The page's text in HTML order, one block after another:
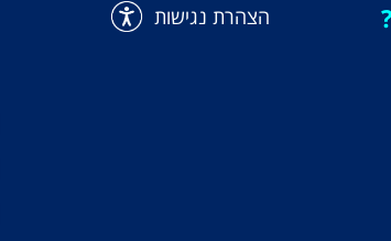
הצהרת נגישות